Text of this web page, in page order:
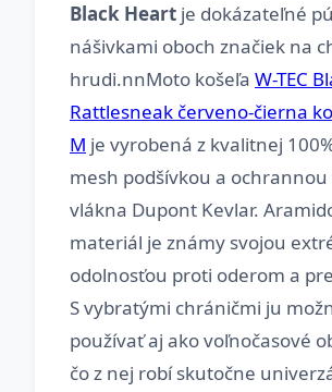
Black Heart je dokázateľné
nášivkami oboch značiek na
hrudi.nnMoto košeľa W-TEC
Rattlesneak červeno-čierna
M je vyrobená z kvalitnej
mesh podšívkou a
vlákna Dupont Kevlar.
materiál je známy svojou
odolnosťou proti oderom a
S vybratými chráničmi ju
používať aj ako voľnočasové
čo z nej robí skutočne